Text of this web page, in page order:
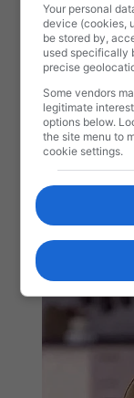
Your personal
device (cookies,
be stored by,
used specifically
precise
Some vendors
legitimate
options below.
the site menu to
cookie settings.